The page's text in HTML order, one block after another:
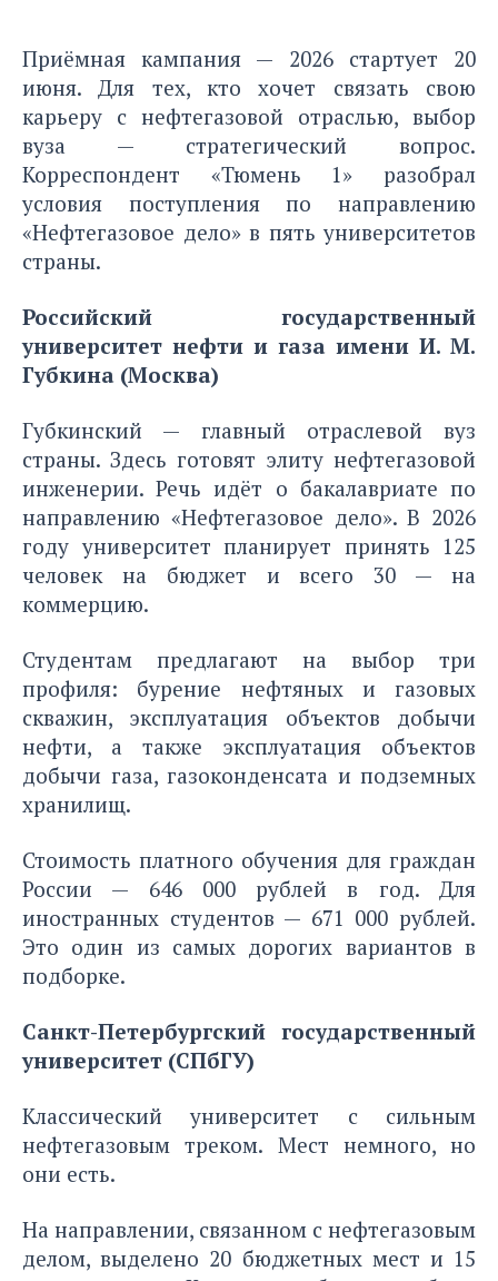
Приёмная кампания — 2026 стартует 20
июня. Для тех, кто хочет связать свою
карьеру с нефтегазовой отраслью, выбор
вуза — стратегический вопрос.
Корреспондент «Тюмень 1» разобрал
условия поступления по направлению
«Нефтегазовое дело» в пять университетов
страны.
Российский государственный
университет нефти и газа имени И. М.
Губкина (Москва)
Губкинский — главный отраслевой вуз
страны. Здесь готовят элиту нефтегазовой
инженерии. Речь идёт о бакалавриате по
направлению «Нефтегазовое дело». В 2026
году университет планирует принять 125
человек на бюджет и всего 30 — на
коммерцию.
Студентам предлагают на выбор три
профиля: бурение нефтяных и газовых
скважин, эксплуатация объектов добычи
нефти, а также эксплуатация объектов
добычи газа, газоконденсата и подземных
хранилищ.
Стоимость платного обучения для граждан
России — 646 000 рублей в год. Для
иностранных студентов — 671 000 рублей.
Это один из самых дорогих вариантов в
подборке.
Санкт-Петербургский государственный
университет (СПбГУ)
Классический университет с сильным
нефтегазовым треком. Мест немного, но
они есть.
На направлении, связанном с нефтегазовым
делом, выделено 20 бюджетных мест и 15